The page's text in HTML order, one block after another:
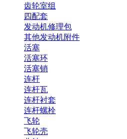
齿轮室组
四配套
发动机修理包
其他发动机附件
活塞
活塞环
活塞销
连杆
连杆瓦
连杆衬套
连杆螺栓
飞轮
飞轮壳